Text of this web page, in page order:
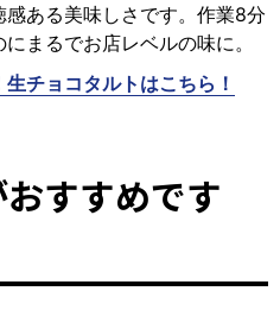
ある美味しさです。作業8分
まるでお店レベルの味に。
チョコタルトはこちら！
すすめです